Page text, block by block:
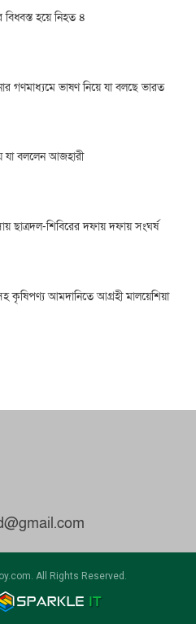
বিধ্বস্ত হয়ে নিহত ৪
গণমাধ্যমে ভাষণ নিয়ে যা বলছে ভারত
যা বললেন আজহারী
ছাত্রদল-শিবিরের দফায় দফায় সংঘর্ষ
কৃষিপণ্য আমদানিতে আগ্রহী মালয়েশিয়া
All Rights Reserved.